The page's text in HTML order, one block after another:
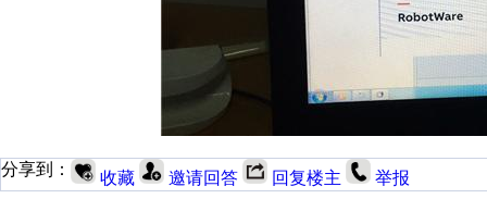
分享到： 收藏 邀请回答 回复楼主 举报